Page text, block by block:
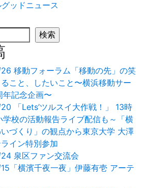
ッドニュース
検索
26 移動フォーラム「移動の先」の笑
こと、したいこと〜横浜移動サー
年記念企画〜
20 「Lets’ツルスイ大作戦！」 13時
校の活動報告ライブ配信も～「横
づくり」の観点から東京大学 大澤
イン特別参加
24 泉区ファン交流会
15「横濱千夜一夜」伊藤有壱 アーテ